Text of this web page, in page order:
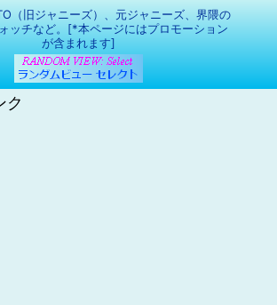
（旧ジャニーズ）、元ジャニーズ、界隈の
ッチなど。[*本ページにはプロモーション
が含まれます]
ク